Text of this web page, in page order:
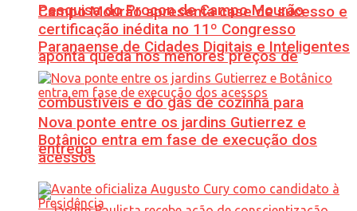
Pesquisa do Procon de Campo Mourão
aponta queda nos menores preços de
combustíveis e do gás de cozinha para
entrega
Campo Mourão apresenta case de sucesso e
certificação inédita no 11º Congresso
Paranaense de Cidades Digitais e Inteligentes
Nova ponte entre os jardins Gutierrez e
Botânico entra em fase de execução dos
acessos